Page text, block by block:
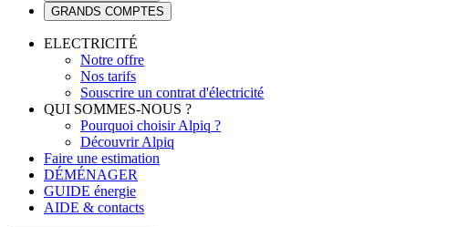
GRANDS COMPTES
ELECTRICITÉ
Notre offre
Nos tarifs
Souscrire un contrat d'électricité
QUI SOMMES-NOUS ?
Pourquoi choisir Alpiq ?
Découvrir Alpiq
Faire une estimation
DÉMÉNAGER
GUIDE énergie
AIDE & contacts